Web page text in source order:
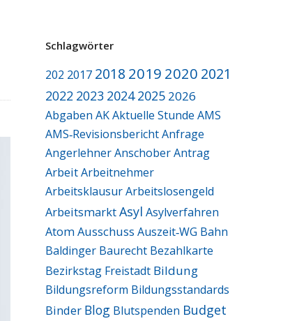
Schlagwörter
202 2017 2018 2019 2020 2021
2022 2023 2024 2025 2026
Abgaben AKAktuelle Stunde AMS
AMS‑RevisionsberichtAnfrage
AngerlehnerAnschoberAntrag
ArbeitArbeitnehmer
ArbeitsklausurArbeitslosengeld
ArbeitsmarktAsyl Asylverfahren
AtomAusschuss Auszeit‑WG Bahn
Baldinger Baurecht Bezahlkarte
Bezirkstag Freistadt Bildung
Bildungsreform Bildungsstandards
Binder Blog Blutspenden Budget